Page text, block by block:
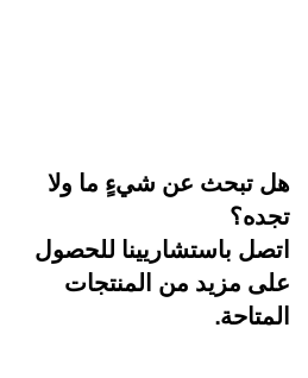
هل تبحث عن شيءٍ ما ولا
تجده؟
اتصل باستشاريينا للحصول
على مزيد من المنتجات
المتاحة.